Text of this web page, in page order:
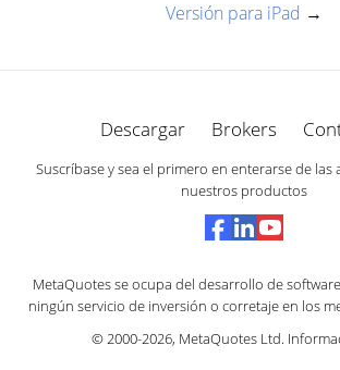
Versión para iPad →
Descargar Brokers
Suscríbase y sea el primero en enterarse de las
nuestros productos
MetaQuotes se ocupa del desarrollo de
ningún servicio de inversión o corretaje en los
© 2000-2026, MetaQuotes Ltd.